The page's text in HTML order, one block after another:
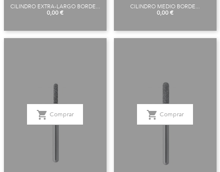
CILINDRO EXTRA-LARGO BORDE...
Precio
0,00 €
CILINDRO MEDIO BORDE...
Precio
0,00 €
shopping_cart Comprar shopping_cart Comprar